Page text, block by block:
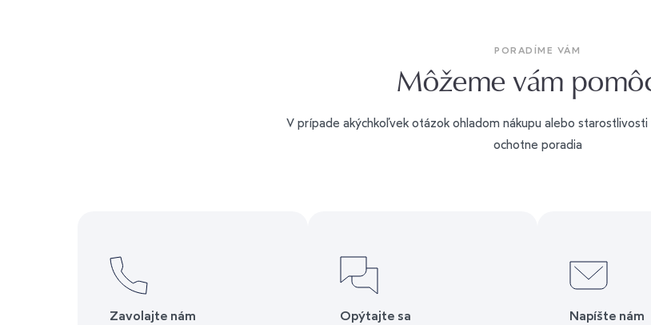
PORADÍME VÁM
Môžeme vám
V prípade akýchkoľvek otázok ohladom nákupu alebo starostlivosti
ochotne poradia
Zavolajte nám Opýtajte sa Napíšte nám